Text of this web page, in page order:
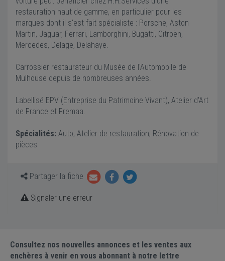
restauration haut de gamme, en particulier pour les
marques dont il s'est fait spécialiste : Porsche, Aston
Martin, Jaguar, Ferrari, Lamborghini, Bugatti, Citroën,
Mercedes, Delage, Delahaye.
Carrossier restaurateur du Musée de l'Automobile de
Mulhouse depuis de nombreuses années.
Labellisé EPV (Entreprise du Patrimoine Vivant), Atelier d'Art
de France et Fremaa.
Spécialités: Auto, Atelier de restauration, Rénovation de
pièces
Partager la fiche
Signaler une erreur
Consultez nos nouvelles annonces et les ventes aux
enchères à venir en vous abonnant à notre lettre